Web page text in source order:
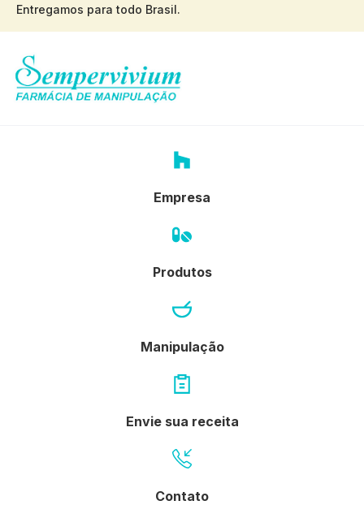
Entregamos para todo Brasil.
Empresa
Produtos
Manipulação
Envie sua receita
Contato